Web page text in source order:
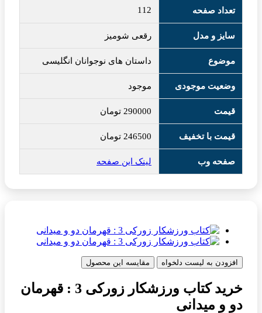
تعداد صفحه 112
سایز و مدل رقعی شومیز
موضوع داستان های نوجوانان انگلیسی
وضعیت موجودی موجود
قیمت 290000 تومان
قیمت با تخفیف 246500 تومان
صفحه وب لینک این صفحه
افزودن به لیست دلخواه مقایسه این محصول
خرید کتاب ورزشکار زورکی 3 : قهرمان
دو و میدانی